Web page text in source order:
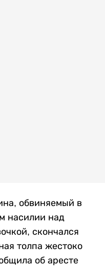
обвиняемый в
насилии над
скончался
толпа жестоко
об аресте